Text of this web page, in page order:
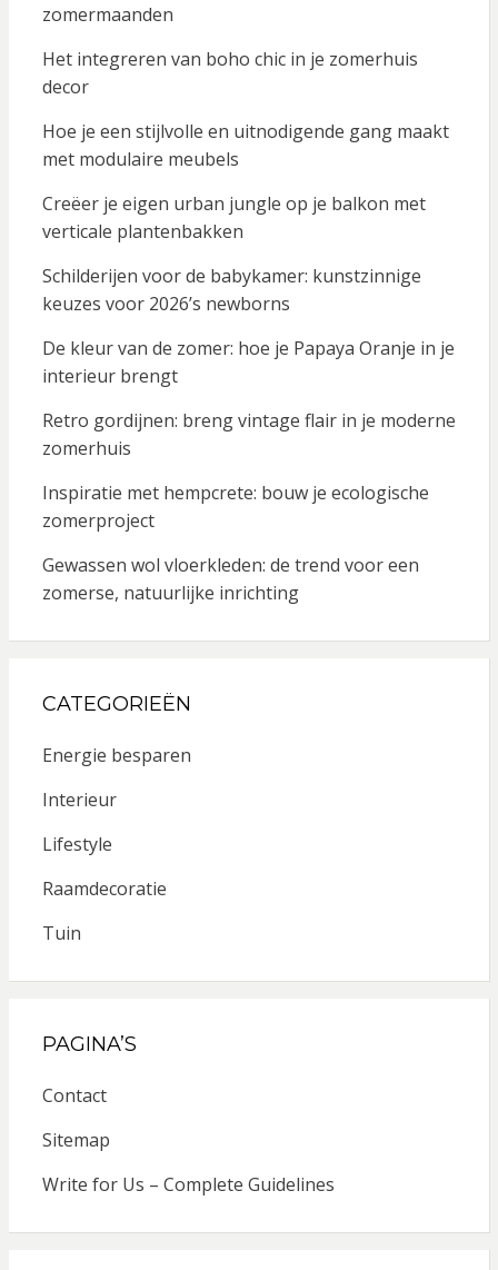
zomermaanden
Het integreren van boho chic in je zomerhuis
decor
Hoe je een stijlvolle en uitnodigende gang maakt
met modulaire meubels
Creëer je eigen urban jungle op je balkon met
verticale plantenbakken
Schilderijen voor de babykamer: kunstzinnige
keuzes voor 2026’s newborns
De kleur van de zomer: hoe je Papaya Oranje in je
interieur brengt
Retro gordijnen: breng vintage flair in je moderne
zomerhuis
Inspiratie met hempcrete: bouw je ecologische
zomerproject
Gewassen wol vloerkleden: de trend voor een
zomerse, natuurlijke inrichting
CATEGORIEËN
Energie besparen
Interieur
Lifestyle
Raamdecoratie
Tuin
PAGINA’S
Contact
Sitemap
Write for Us – Complete Guidelines